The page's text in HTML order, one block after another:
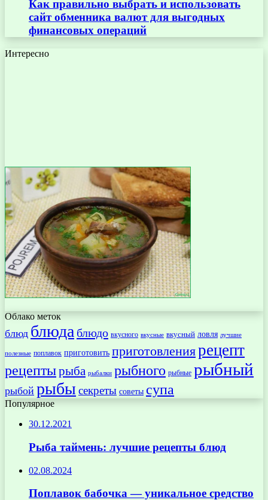
Как правильно выбрать и использовать
сайт обменника валют для выгодных
финансовых операций
Интересно
Облако меток
блюд блюда блюдо вкусного вкусные вкусный ловля лучшие
полезные поплавок приготовить приготовлениярецепт
рецептырыба рыбалки рыбного рыбные рыбный
рыбой рыбысекреты советы супа
Популярное
30.12.2021
Рыба таймень: лучшие рецепты блюд
02.08.2024
Поплавок бабочка — уникальное средство